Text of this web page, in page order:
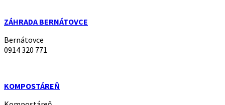
ZÁHRADA BERNÁTOVCE
Bernátovce
0914 320 771
KOMPOSTÁREŇ